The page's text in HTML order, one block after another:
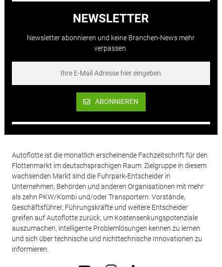
NEWSLETTER
Newsletter abonnieren und keine Branchen-News mehr
verpassen.
ABONNIEREN
Autoflotte ist die monatlich erscheinende Fachzeitschrift für den
Flottenmarkt im deutschsprachigen Raum. Zielgruppe in diesem
wachsenden Markt sind die Fuhrpark-Entscheider in
Unternehmen, Behörden und anderen Organisationen mit mehr
als zehn PKW/Kombi und/oder Transportern. Vorstände,
Geschäftsführer, Führungskräfte und weitere Entscheider
greifen auf Autoflotte zurück, um Kostensenkungspotenziale
auszumachen, intelligente Problemlösungen kennen zu lernen
und sich über technische und nichttechnische Innovationen zu
informieren.